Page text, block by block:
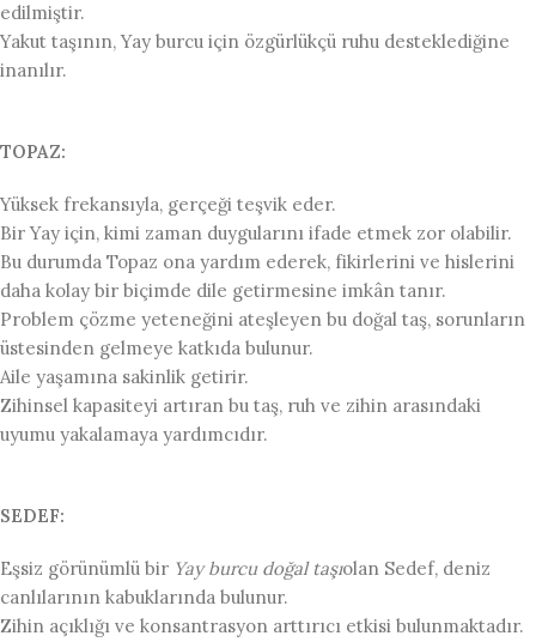
edilmiştir.
Yakut taşının, Yay burcu için özgürlükçü ruhu desteklediğine
inanılır.
TOPAZ:
Yüksek frekansıyla, gerçeği teşvik eder.
Bir Yay için, kimi zaman duygularını ifade etmek zor olabilir.
Bu durumda Topaz ona yardım ederek, fikirlerini ve hislerini
daha kolay bir biçimde dile getirmesine imkân tanır.
Problem çözme yeteneğini ateşleyen bu doğal taş, sorunların
üstesinden gelmeye katkıda bulunur.
Aile yaşamına sakinlik getirir.
Zihinsel kapasiteyi artıran bu taş, ruh ve zihin arasındaki
uyumu yakalamaya yardımcıdır.
SEDEF:
Eşsiz görünümlü bir Yay burcu doğal taşıolan Sedef, deniz
canlılarının kabuklarında bulunur.
Zihin açıklığı ve konsantrasyon arttırıcı etkisi bulunmaktadır.